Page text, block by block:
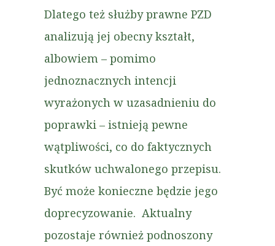
Dlatego też służby prawne PZD
analizują jej obecny kształt,
albowiem – pomimo
jednoznacznych intencji
wyrażonych w uzasadnieniu do
poprawki – istnieją pewne
wątpliwości, co do faktycznych
skutków uchwalonego przepisu.
Być może konieczne będzie jego
doprecyzowanie. Aktualny
pozostaje również podnoszony